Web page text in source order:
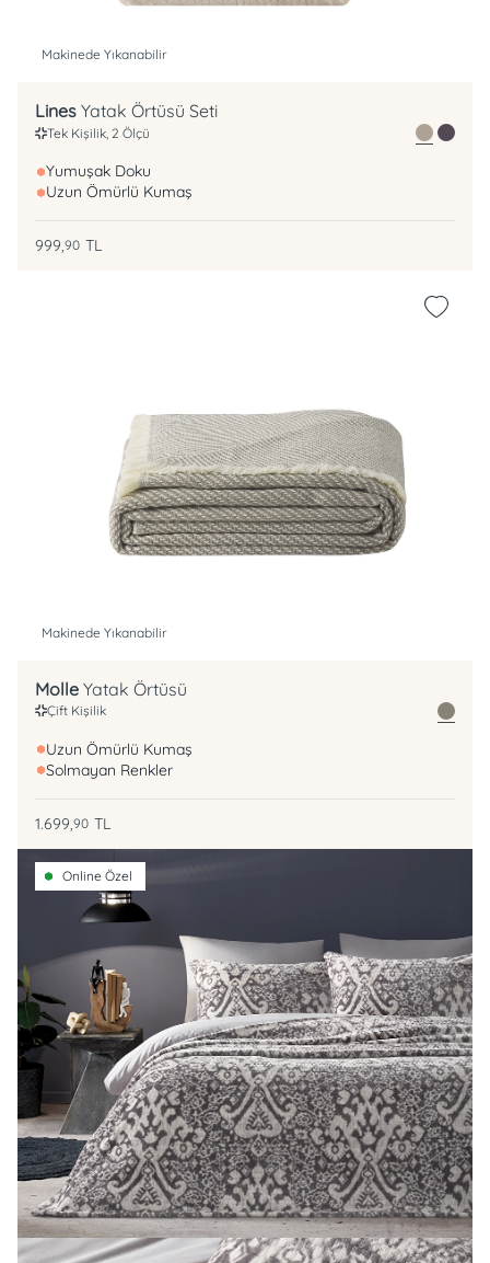
Makinede Yıkanabilir
Lines Yatak Örtüsü Seti
Tek Kişilik, 2 Ölçü
Yumuşak Doku
Uzun Ömürlü Kumaş
999,90 TL
Makinede Yıkanabilir
Molle Yatak Örtüsü
Çift Kişilik
Uzun Ömürlü Kumaş
Solmayan Renkler
1.699, 90 TL
Online Özel